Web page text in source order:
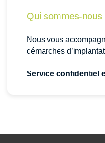
Qui sommes-nous
Nous vous
démarches
Service confidentiel